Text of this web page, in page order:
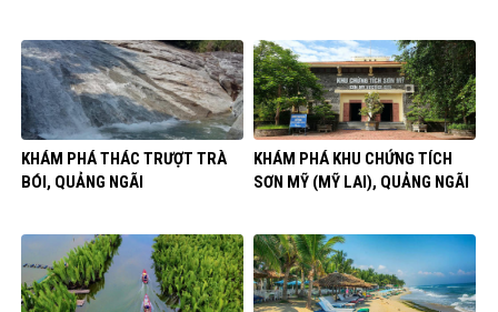
KHÁM PHÁ THÁC TRƯỢT TRÀ
BÓI, QUẢNG NGÃI
KHÁM PHÁ KHU CHỨNG TÍCH
SƠN MỸ (MỸ LAI), QUẢNG NGÃI